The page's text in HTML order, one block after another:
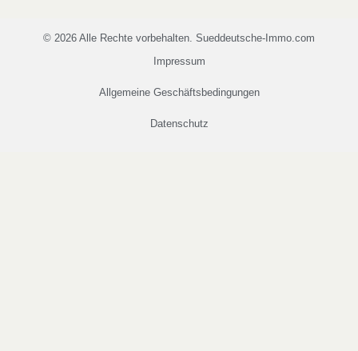
© 2026 Alle Rechte vorbehalten. Sueddeutsche-Immo.com
Impressum
Allgemeine Geschäftsbedingungen
Datenschutz